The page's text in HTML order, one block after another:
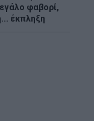
φαβορί,
έκπληξη